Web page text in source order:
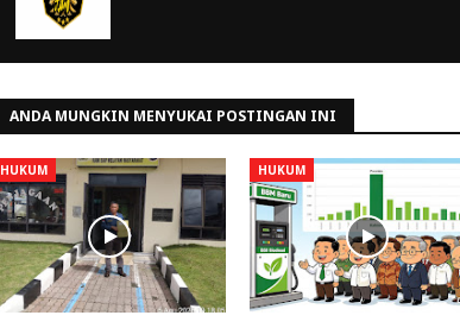
ANDA MUNGKIN MENYUKAI POSTINGAN INI
HUKUM HUKUM